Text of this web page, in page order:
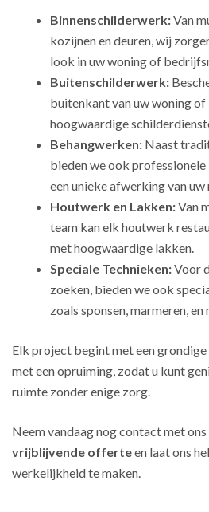
Binnenschilderwerk:Van
kozijnen en deuren, wij
look in uw woning of
Buitenschilderwerk:
buitenkant van uw woning
hoogwaardige
Behangwerken: Naast
bieden we ook
een unieke afwerking van uw
Houtwerk en Lakken:Van
team kan elk houtwerk
met hoogwaardige lakken.
Speciale Technieken:Voor
zoeken, bieden we ook
zoals sponsen, marmeren, en
Elk project begint met een
met een opruiming, zodat u kunt
ruimte zonder enige zorg.
Neem vandaag nog contact met
vrijblijvende offerteen laat ons
werkelijkheid te maken.